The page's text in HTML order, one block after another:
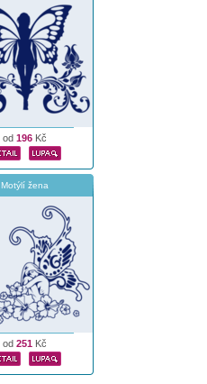
od 196 Kč
Motýlí žena
od 251 Kč